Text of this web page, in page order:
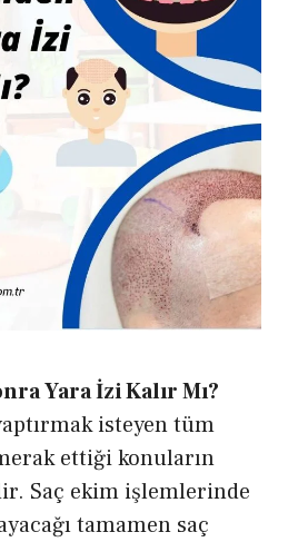
Yara İzi Kalır Mı?
isteyen tüm
ettiği konuların
Saç ekim işlemlerinde
tamamen saç